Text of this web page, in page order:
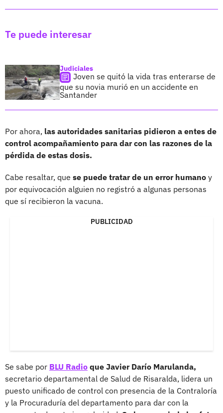
Te puede interesar
Judiciales
Joven se quitó la vida tras enterarse de
que su novia murió en un accidente en
Santander
Por ahora, las autoridades sanitarias pidieron a entes de
control acompañamiento para dar con las razones de la
pérdida de estas dosis.
Cabe resaltar, que se puede tratar de un error humano y
por equivocación alguien no registró a algunas personas
que sí recibieron la vacuna.
PUBLICIDAD
Se sabe por BLU Radio que Javier Darío Marulanda,
secretario departamental de Salud de Risaralda, lidera un
puesto unificado de control con presencia de la Contraloría
y la Procuraduría del departamento para dar con la